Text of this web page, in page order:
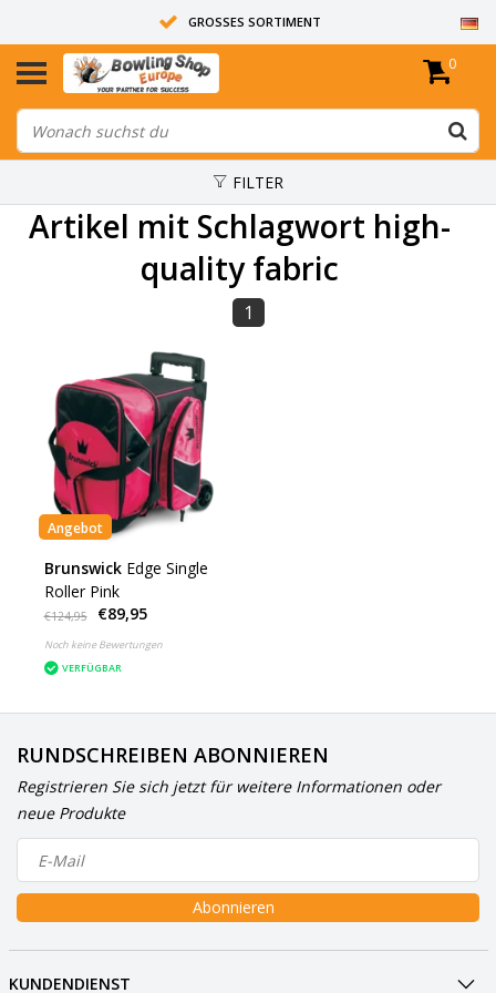
GROSSES SORTIMENT
14 TAGE RÜCKGABERECHT
ALLE BOWLINGKUGELN SIND UNGEBOHRT
0
FILTER
Artikel mit Schlagwort high-
quality fabric
1
Angebot
Brunswick Edge Single
Roller Pink
€124,95 €89,95
Noch keine Bewertungen
VERFÜGBAR
RUNDSCHREIBEN ABONNIEREN
Registrieren Sie sich jetzt für weitere Informationen oder
neue Produkte
Abonnieren
KUNDENDIENST